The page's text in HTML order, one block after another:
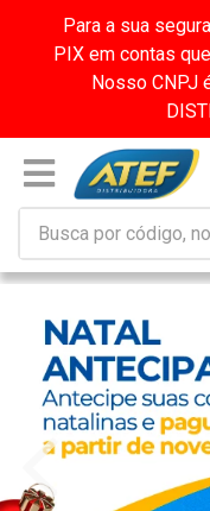
Para a sua
PIX em contas
Nosso CNPJ